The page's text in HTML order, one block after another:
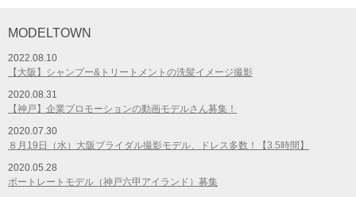
MODELTOWN
2022.08.10
【大阪】シャンプー&トリートメントの洗髪イメージ撮影
2020.08.31
【神戸】企業プロモーションの動画モデルさん募集！
2020.07.30
８月19日（水）大阪ブライダル撮影モデル、ドレス多数！【3.5時間】
2020.05.28
ポートレートモデル（神戸六甲アイランド）募集